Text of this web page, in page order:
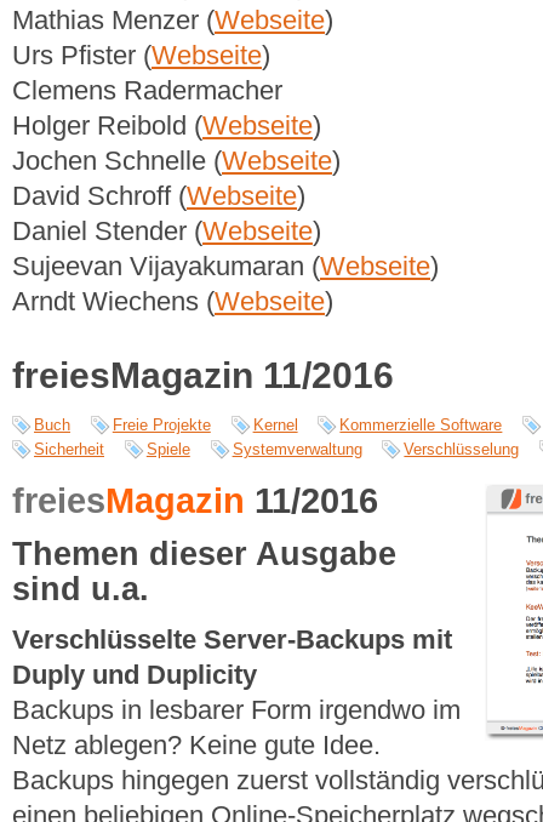
Mathias Menzer (Webseite)
Urs Pfister (Webseite)
Clemens Radermacher
Holger Reibold (Webseite)
Jochen Schnelle (Webseite)
David Schroff (Webseite)
Daniel Stender (Webseite)
Sujeevan Vijayakumaran (Webseite)
Arndt Wiechens (Webseite)
freiesMagazin 11/2016
Buch Freie Projekte Kernel
Kommerzielle Software
Sicherheit
Spiele Systemverwaltung Verschlüsselung
freiesMagazin 11/2016
Themen dieser Ausgabe
sind u.a.
Verschlüsselte Server-Backups mit
Duply und Duplicity
Backups in lesbarer Form irgendwo im
Netz ablegen? Keine gute Idee.
Backups hingegen zuerst vollständig
einen beliebigen Online-Speicherplatz